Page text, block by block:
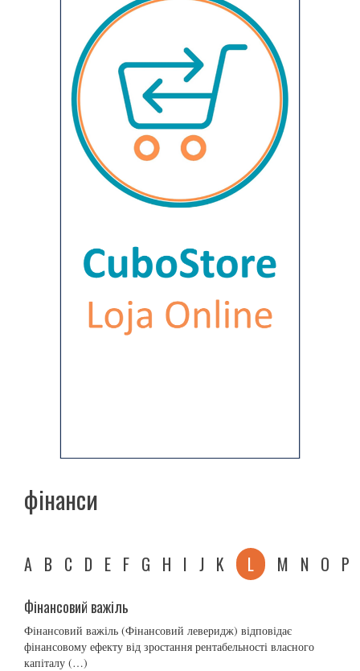
фінанси
A B C D E F G H I J K L M N O P
Фінансовий важіль
Фінансовий важіль (Фінансовий леверидж) відповідає
фінансовому ефекту від зростання рентабельності власного
капіталу (…)